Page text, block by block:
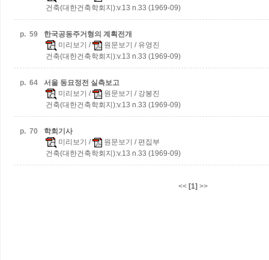
건축(대한건축학회지):v.13 n.33 (1969-09)
p. 59
한국공동주거형의 계획전개
미리보기 / 원문보기 / 유영진
건축(대한건축학회지):v.13 n.33 (1969-09)
p. 64
서울 동묘정전 실측보고
미리보기 / 원문보기 / 강봉진
건축(대한건축학회지):v.13 n.33 (1969-09)
p. 70
학회기사
미리보기 / 원문보기 / 편집부
건축(대한건축학회지):v.13 n.33 (1969-09)
<< [1] >>